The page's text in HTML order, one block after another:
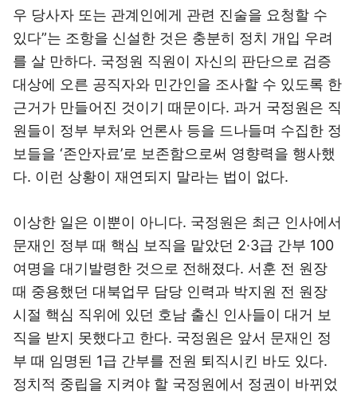
우 당사자 또는 관계인에게 관련 진술을 요청할 수
있다”는 조항을 신설한 것은 충분히 정치 개입 우려
를 살 만하다. 국정원 직원이 자신의 판단으로 검증
대상에 오른 공직자와 민간인을 조사할 수 있도록 한
근거가 만들어진 것이기 때문이다. 과거 국정원은 직
원들이 정부 부처와 언론사 등을 드나들며 수집한 정
보들을 ‘존안자료’로 보존함으로써 영향력을 행사했
다. 이런 상황이 재연되지 말라는 법이 없다.
이상한 일은 이뿐이 아니다. 국정원은 최근 인사에서
문재인 정부 때 핵심 보직을 맡았던 2·3급 간부 100
여명을 대기발령한 것으로 전해졌다. 서훈 전 원장
때 중용했던 대북업무 담당 인력과 박지원 전 원장
시절 핵심 직위에 있던 호남 출신 인사들이 대거 보
직을 받지 못했다고 한다. 국정원은 앞서 문재인 정
부 때 임명된 1급 간부를 전원 퇴직시킨 바도 있다.
정치적 중립을 지켜야 할 국정원에서 정권이 바뀌었